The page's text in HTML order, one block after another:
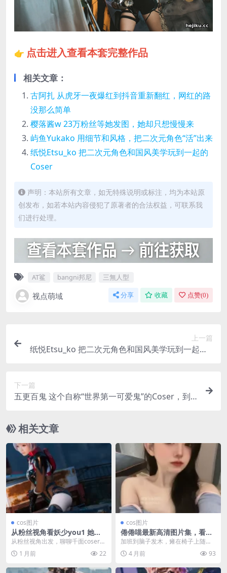
👉 点击进入查看本套完整作品
相关文章：
古阿扎 从虎牙一夜爆红到抖音重新翻红，网红的路
没那么简单
樱落酱w 23万粉丝等她发图，她却只想慢慢来
屿鱼Yukako 用细节和风格，把二次元角色“活”出来
纸悦Etsu_ko 把二次元角色和国风美学玩到一起的
Coser
声明：本站所有文章，如无特殊说明或标注，均为本站原
创发布，如若本站内容侵犯了原著者的合法权益，可联系我
们进行处理。
AT鲨 bangni邦尼 三無人型
视点萌域 分享 收藏 点赞(0)
上一篇
纸悦Etsu_ko 把二次元角色和国风美学玩到一起的C
下一篇
五更百鬼 这个自称“世界第一可爱鬼”的Coser，到
相关文章
cos图片
从粉丝视角看妖少you1 她到
底凭什么让人这么喜欢
从粉丝视角出发，聊聊千面coser妖
少you1如何通过细节把控、情感共
鸣和真诚互...
1 月前 22
cos图片
倦倦喵最新高清图片集，看到
第一眼就沦陷了！
加班到脑子发木，瘫在椅子上随手
点开相册，看到倦倦喵的新图，整
个人像被按了暂停键。...
4 月前 93